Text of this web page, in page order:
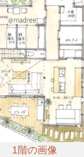
1階の画像